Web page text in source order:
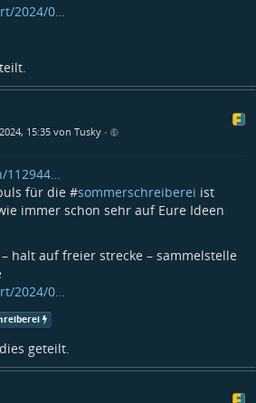
2024/0…
15:35 von Tusky •
112944…
für die #sommerschreiberei ist
immer schon sehr auf Eure Ideen
– halt auf freier strecke – sammelstelle
2024/0…
geteilt.